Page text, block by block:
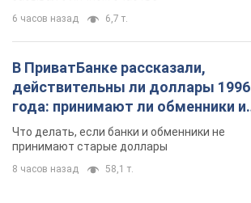
6 часов назад 6,7 т.
В ПриватБанке рассказали,
действительны ли доллары 1996
года: принимают ли обменники и
банки такие купюры
Что делать, если банки и обменники не
принимают старые доллары
8 часов назад 58,1 т.